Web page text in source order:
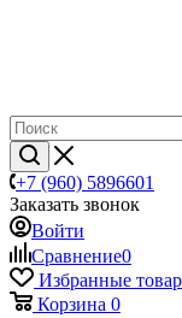
+7 (960) 5896601
Заказать звонок
Войти
Сравнение0
Избранные
Корзина 0